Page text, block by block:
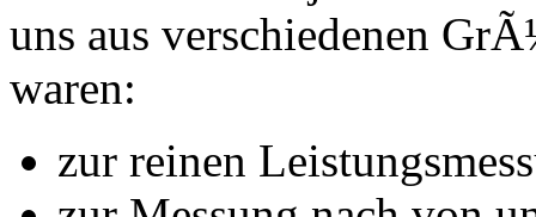
uns aus verschiedenen
waren:
zur reinen